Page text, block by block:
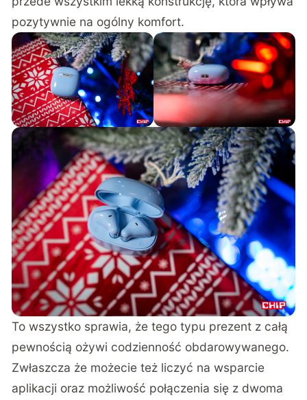
pozytywnie na ogólny komfort.
To wszystko sprawia, że tego typu prezent z całą
pewnością ożywi codzienność obdarowywanego.
Zwłaszcza że możecie też liczyć na wsparcie
aplikacji oraz możliwość połączenia się z dwoma